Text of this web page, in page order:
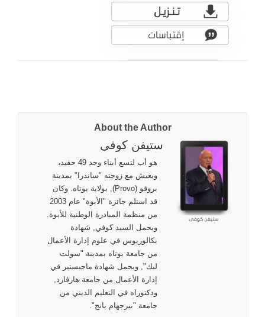
About the Author
ستيفن كوفى
هو أب لتسع أبناء وجد 49 حفيد،
ويعيش مع زوجته "ساندرا" بمدينة
بروفو (Provo), بولاية يوتاه. وكان
قد استلم جائزة "الأبوة" عام 2003
من منظمة المبادرة الوطنية للأبوة.
ويحمل السيد كوفي, شهادة
بكالوريوس في علوم إدارة الأعمال
من جامعة يوتاه بمدينة "سولت
ليك", ويحمل شهادة ماجيستير في
إدارة الأعمال من جامعة هارفارد,
ودكتوراه في التعليم الديني من
جامعة "بيرجهام يانج".